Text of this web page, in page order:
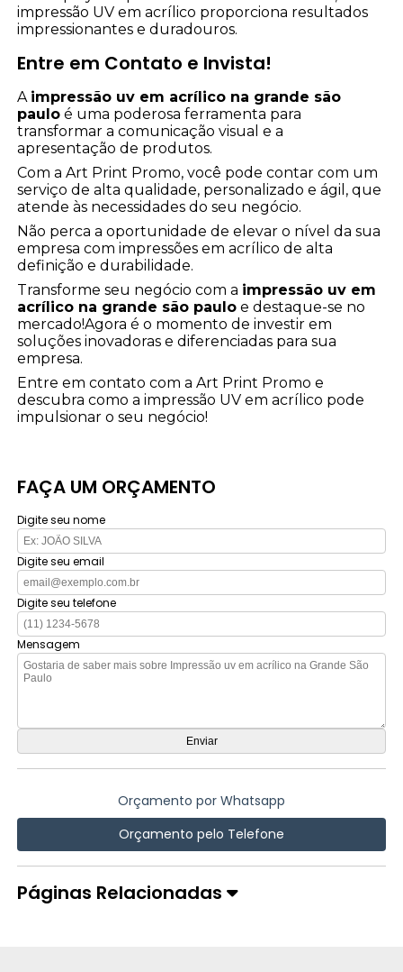
impressão UV em acrílico proporciona resultados
impressionantes e duradouros.
Entre em Contato e Invista!
A impressão uv em acrílico na grande são
paulo é uma poderosa ferramenta para
transformar a comunicação visual e a
apresentação de produtos.
Com a Art Print Promo, você pode contar com um
serviço de alta qualidade, personalizado e ágil, que
atende às necessidades do seu negócio.
Não perca a oportunidade de elevar o nível da sua
empresa com impressões em acrílico de alta
definição e durabilidade.
Transforme seu negócio com a impressão uv em
acrílico na grande são paulo e destaque-se no
mercado!Agora é o momento de investir em
soluções inovadoras e diferenciadas para sua
empresa.
Entre em contato com a Art Print Promo e
descubra como a impressão UV em acrílico pode
impulsionar o seu negócio!
FAÇA UM ORÇAMENTO
Digite seu nome
Digite seu email
Digite seu telefone
Mensagem
Orçamento por Whatsapp
Orçamento pelo Telefone
Páginas Relacionadas